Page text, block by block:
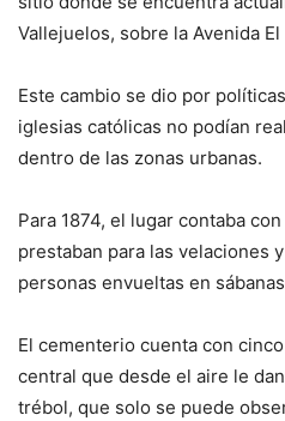
Vallejuelos, sobre la Avenida
Este cambio se dio por
iglesias católicas no podían
dentro de las zonas urbanas.
Para 1874, el lugar contaba
prestaban para las velaciones
personas envueltas en
El cementerio cuenta con
central que desde el aire le
trébol, que solo se puede